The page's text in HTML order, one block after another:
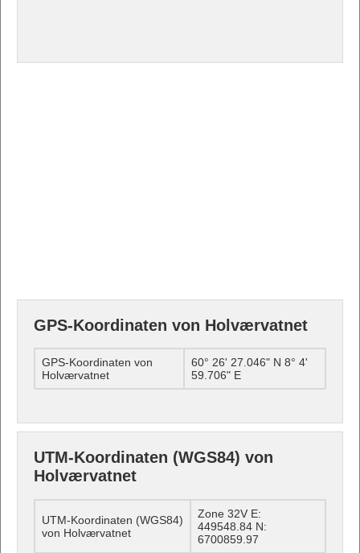
GPS-Koordinaten von Holværvatnet
GPS-Koordinaten von
Holværvatnet
60° 26' 27.046" N 8° 4'
59.706" E
UTM-Koordinaten (WGS84) von
Holværvatnet
UTM-Koordinaten (WGS84)
von Holværvatnet
Zone 32V E:
449548.84 N:
6700859.97